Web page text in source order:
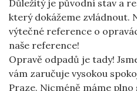
Důležitý je původní stav a
který dokážeme zvládnout.
výtečné reference o
naše reference!
Opravě odpadů je tady!
vám zaručuje vysokou
Praze. Nicméně máme